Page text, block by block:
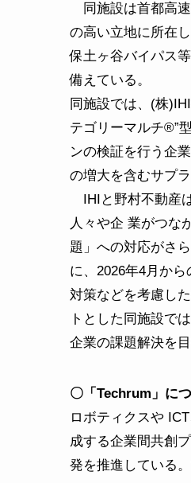
同施設は首都高速
の高い立地に所在
保土ヶ谷バイパス
備えている。
同施設では、(株
テゴリーマルチ®”
ンの検証を行う企
の増大を含むサプ
IHIと野村不動産
人々や企 業がつな
題」への対応がさ
に、2026年4月か
対策などを考慮し
トとした同施設で
企業の課題解決を目
〇「Techrum」に
ロボティクスや
成する企業間共創
発を推進している